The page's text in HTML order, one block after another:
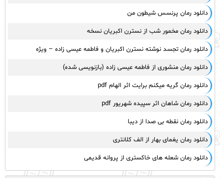
دانلود رمان پرنسس شیطون من
دانلود رمان مخمور شب از نسترن اکبریان نسخه
دانلود رمان تجسد نوشته نسترن اکبریان و فاطمه عیسی زاده – ویژه
دانلود رمان منشوری از فاطمه عیسی زاده (بازنویسی شده)
دانلود رمان گریه میکنم برایت اثر الهام pdf
دانلود رمان شاهان اثر سپیده شهریور pdf
دانلود رمان نقطه بی صدا از دیبا
دانلود رمان یغمای بهار از الف کلانتری
دانلود رمان شعله های خاکستری از پروانه قدیمی